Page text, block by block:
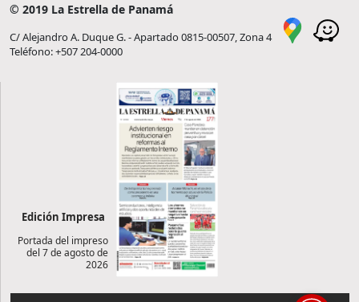
© 2019 La Estrella de Panamá
C/ Alejandro A. Duque G. - Apartado 0815-00507, Zona 4
Teléfono: +507 204-0000
Edición Impresa
Portada del impreso
del 7 de agosto de
2026